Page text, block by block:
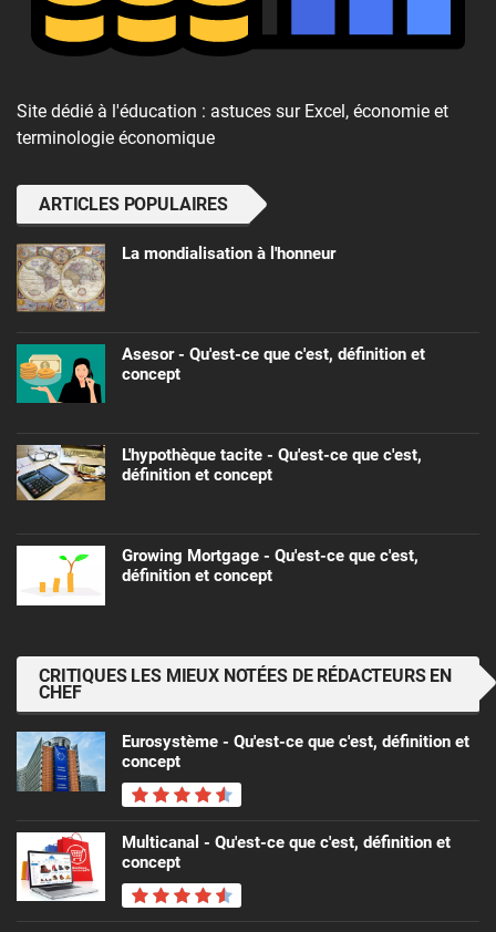
Site dédié à l'éducation : astuces sur Excel, économie et
terminologie économique
ARTICLES POPULAIRES
La mondialisation à l'honneur
Asesor - Qu'est-ce que c'est, définition et
concept
L'hypothèque tacite - Qu'est-ce que c'est,
définition et concept
Growing Mortgage - Qu'est-ce que c'est,
définition et concept
CRITIQUES LES MIEUX NOTÉES DE RÉDACTEURS EN
CHEF
Eurosystème - Qu'est-ce que c'est, définition et
concept
Multicanal - Qu'est-ce que c'est, définition et
concept